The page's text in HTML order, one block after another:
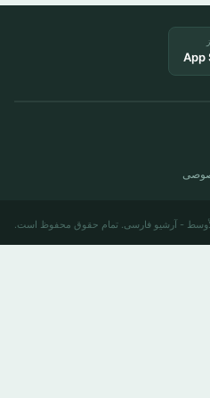
App
- آرشیو فارسی. تمام حقوق محفوظ است.